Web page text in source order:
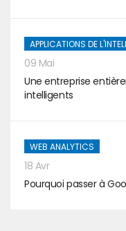
APPLICATIONS DE
09 Mai
Une entreprise
intelligents
WEB ANALYTICS
18 Avr
Pourquoi passer à